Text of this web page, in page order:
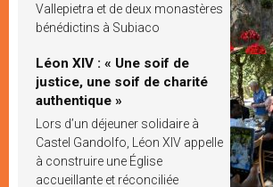
Vallepietra et de deux monastères
bénédictins à Subiaco
Léon XIV : « Une soif de
justice, une soif de charité
authentique »
Lors d’un déjeuner solidaire à
Castel Gandolfo, Léon XIV appelle
à construire une Église
accueillante et réconciliée